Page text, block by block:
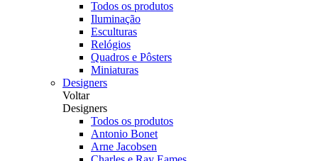
Todos os produtos
Iluminação
Esculturas
Relógios
Quadros e Pôsters
Miniaturas
Designers
Voltar
Designers
Todos os produtos
Antonio Bonet
Arne Jacobsen